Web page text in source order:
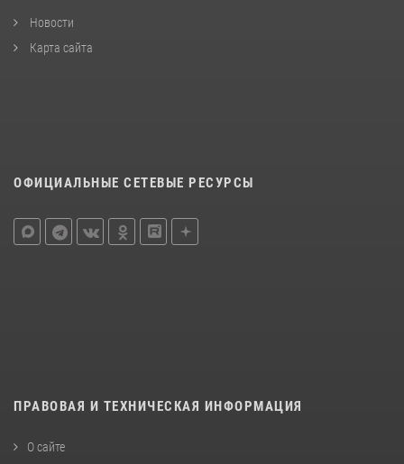
Новости
Карта сайта
ОФИЦИАЛЬНЫЕ СЕТЕВЫЕ РЕСУРСЫ
ПРАВОВАЯ И ТЕХНИЧЕСКАЯ ИНФОРМАЦИЯ
О сайте